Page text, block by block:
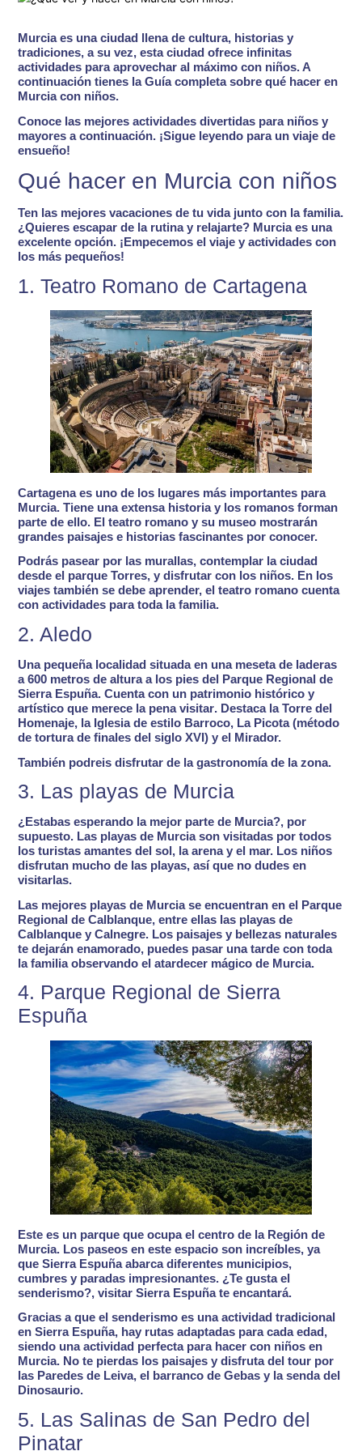
Murcia es una ciudad llena de cultura, historias y
tradiciones, a su vez, esta ciudad ofrece infinitas
actividades para aprovechar al máximo con niños. A
continuación tienes la Guía completa sobrequé hacer en
Murcia con niños.
Conoce las mejoresactividades divertidas para niños y
mayores a continuación. ¡Sigue leyendo para un viaje de
ensueño!
Qué hacer en Murcia con niños
Ten las mejores vacaciones de tu vida junto con la familia.
¿Quieres escapar de la rutina y relajarte? Murcia es una
excelente opción. ¡Empecemos el viaje y actividades con
los más pequeños!
1. Teatro Romano de Cartagena
Cartagena es uno de los lugares más importantes para
Murcia. Tiene una extensa historia y los romanos forman
parte de ello. Elteatro romano y su museo mostrarán
grandes paisajes e historias fascinantes por conocer.
Podrás pasear por las murallas, contemplar la ciudad
desde el parque Torres, y disfrutar con los niños. En los
viajes también se debe aprender, el teatro romano cuenta
conactividades para toda la familia.
2. Aledo
Una pequeña localidad situada en una meseta de laderas
a 600 metros de altura a los pies del Parque Regional de
Sierra Espuña. Cuenta con un patrimonio histórico y
artístico que merece la pena visitar. Destaca la Torre del
Homenaje, la Iglesia de estilo Barroco, La Picota (método
de tortura de finales del siglo XVI) y el Mirador.
También podreis disfrutar de la gastronomía de la zona.
3. Las playas de Murcia
¿Estabas esperando la mejor parte de Murcia?, por
supuesto. Las playas de Murcia son visitadas por todos
los turistas amantes del sol, la arena y el mar. Los niños
disfrutan mucho de las playas, así que no dudes en
visitarlas.
Las mejores playas de Murciase encuentran en el Parque
Regional de Calblanque, entre ellas las playas de
Calblanque y Calnegre. Los paisajes y bellezas naturales
te dejarán enamorado, puedes pasar una tarde con toda
la familia observando el atardecer mágico de Murcia.
4. Parque Regional de Sierra
Espuña
Este es un parque que ocupa el centro de la Región de
Murcia. Los paseos en este espacio son increíbles, ya
que Sierra Espuña abarca diferentes municipios,
cumbres y paradas impresionantes. ¿Te gusta el
senderismo?, visitar Sierra Espuña te encantará.
Gracias a que el senderismo es una actividad tradicional
en Sierra Espuña, hay rutas adaptadas para cada edad,
siendo unaactividad perfecta para hacer con niños en
Murcia. No te pierdas los paisajes y disfruta del tour por
las Paredes de Leiva, el barranco de Gebas y la senda del
Dinosaurio.
5. Las Salinas de San Pedro del
Pinatar